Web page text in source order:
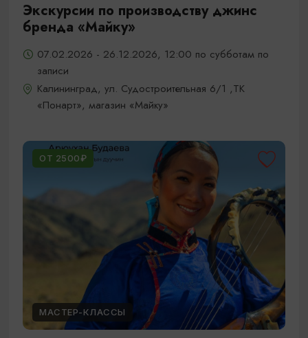
Экскурсии по производству джинс
бренда «Майку»
07.02.2026 - 26.12.2026, 12:00 по субботам по
записи
Калининград, ул. Судостроительная 6/1 ,ТК
«Понарт», магазин «Майку»
ОТ 2500₽
МАСТЕР-КЛАССЫ